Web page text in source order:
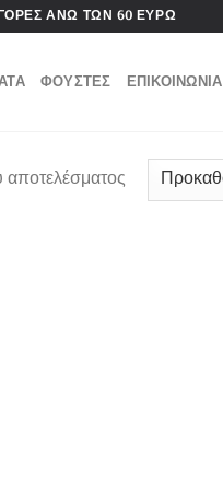
ΑΝΩ ΤΩΝ 60 ΕΥΡΩ
ΦΟΥΣΤΕΣ ΕΠΙΚΟΙΝΩΝΙΑ